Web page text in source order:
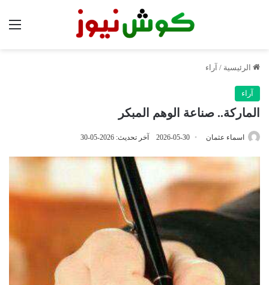
الرئيسية / آراء
آراء
الماركة.. صناعة الوهم المبكر
اسماء عثمان 2026-05-30 آخر تحديث: 2026-05-30